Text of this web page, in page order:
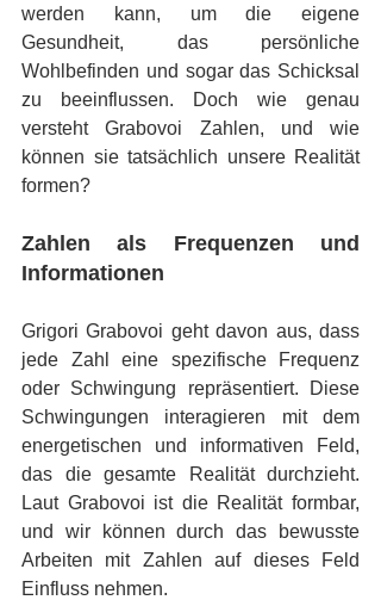
werden kann, um die eigene
Gesundheit, das persönliche
Wohlbefinden und sogar das Schicksal
zu beeinflussen. Doch wie genau
versteht Grabovoi Zahlen, und wie
können sie tatsächlich unsere Realität
formen?
Zahlen als Frequenzen und
Informationen
Grigori Grabovoi geht davon aus, dass
jede Zahl eine spezifische Frequenz
oder Schwingung repräsentiert. Diese
Schwingungen interagieren mit dem
energetischen und informativen Feld,
das die gesamte Realität durchzieht.
Laut Grabovoi ist die Realität formbar,
und wir können durch das bewusste
Arbeiten mit Zahlen auf dieses Feld
Einfluss nehmen.